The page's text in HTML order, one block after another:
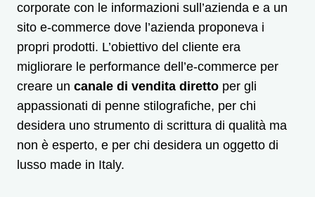
corporate con le informazioni sull’azienda e a un
sito e-commerce dove l’azienda proponeva i
propri prodotti. L’obiettivo del cliente era
migliorare le performance dell’e-commerce per
creare un canale di vendita diretto per gli
appassionati di penne stilografiche, per chi
desidera uno strumento di scrittura di qualità ma
non è esperto, e per chi desidera un oggetto di
lusso made in Italy.